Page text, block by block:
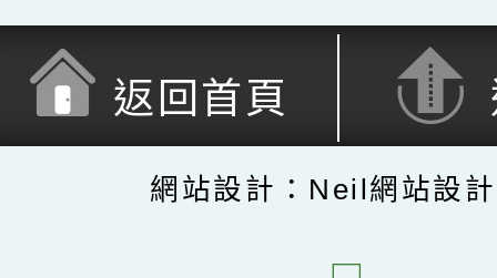
返回首頁
網站設計：Neil網站設